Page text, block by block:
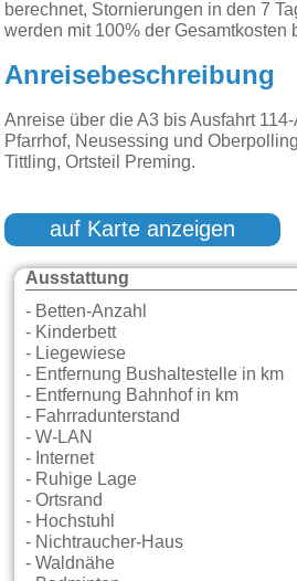
berechnet, Stornierungen in den 7
werden mit 100% der Gesamtkosten
Anreisebeschreibung
Anreise über die A3 bis Ausfahrt
Pfarrhof, Neusessing und
Tittling, Ortsteil Preming.
auf Karte anzeigen
Ausstattung
- Betten-Anzahl
- Kinderbett
- Liegewiese
- Entfernung Bushaltestelle in km
- Entfernung Bahnhof in km
- Fahrradunterstand
- W-LAN
- Internet
- Ruhige Lage
- Ortsrand
- Hochstuhl
- Nichtraucher-Haus
- Waldnähe